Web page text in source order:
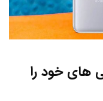
های خود را